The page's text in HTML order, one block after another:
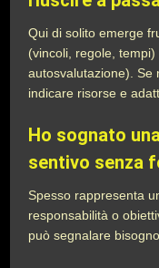
Qui di solito emerge
(vincoli, regole,
autosvalutazione). Se
indicare risorse e
Ho sognato
sentivo senza
Spesso rappresenta
responsabilità o
può segnalare